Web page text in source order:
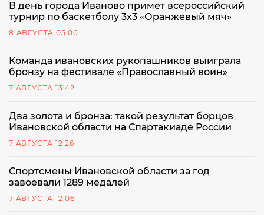
В день города Иваново примет всероссийский
турнир по баскетболу 3x3 «Оранжевый мяч»
8 АВГУСТА 05:00
Команда ивановских рукопашников выиграла
бронзу на фестивале «Православный воин»
7 АВГУСТА 13:42
Два золота и бронза: такой результат борцов
Ивановской области на Спартакиаде России
7 АВГУСТА 12:26
Спортсмены Ивановской области за год
завоевали 1289 медалей
7 АВГУСТА 12:06